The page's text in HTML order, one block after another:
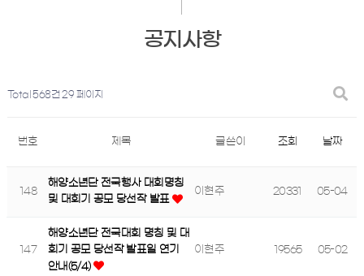
공지사항
Total 568건 29 페이지
번호 제목 글쓴이 조회 날짜
148
해양소년단 전국행사 대회명칭
및 대회기 공모 당선작 발표
이현주 20331 05-04
147
해양소년단 전국대회 명칭 및 대
회기 공모 당선작 발표일 연기
안내(5/4)
이현주 19565 05-02